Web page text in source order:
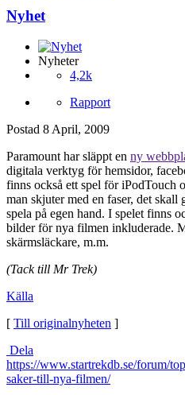
Nyhet
Nyheter
4,2k
Rapport
Postad 8 April, 2009
Paramount har släppt en ny
digitala verktyg för hemsidor,
finns också ett spel för iPodTouch
man skjuter med en faser, det skall
spela på egen hand. I spelet finns
bilder för nya filmen inkluderade.
skärmsläckare, m.m.
(Tack till Mr Trek)
Källa
[ Till originalnyheten ]
Dela
https://www.startrekdb.se/forum/
saker-till-nya-filmen/